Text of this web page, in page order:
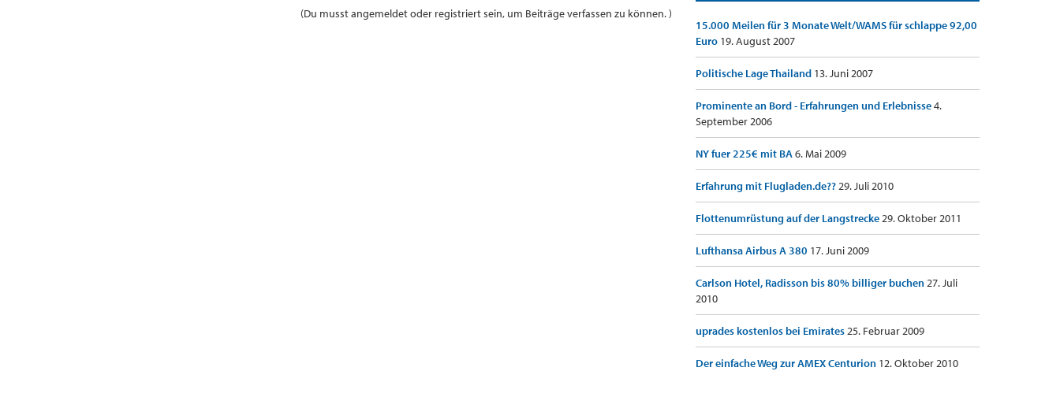
(Du musst angemeldet oder registriert sein, um Beiträge verfassen zu können. )
15.000 Meilen für 3 Monate Welt/WAMS für schlappe 92,00
Euro 19. August 2007
Politische Lage Thailand 13. Juni 2007
Prominente an Bord - Erfahrungen und Erlebnisse4.
September 2006
NY fuer 225€ mit BA6. Mai 2009
Erfahrung mit Flugladen.de??29. Juli 2010
Flottenumrüstung auf der Langstrecke29. Oktober 2011
Lufthansa Airbus A 380 17. Juni 2009
Carlson Hotel, Radisson bis 80% billiger buchen27. Juli
2010
uprades kostenlos bei Emirates25. Februar 2009
Der einfache Weg zur AMEX Centurion 12. Oktober 2010